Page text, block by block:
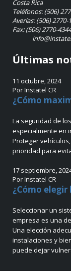
Costa Rica
Teléfonos: (506)
Averías: (506) 2770-
Fax: (506) 2770-
Últimas
11 octubre, 2024
Por Instatel CR
¿Cómo
La seguridad de
especialmente en
Proteger
prioridad para
17 septiembre,
Por Instatel CR
¿Cómo
Seleccionar un
empresa es una
Una elección
instalaciones y
puede dejar